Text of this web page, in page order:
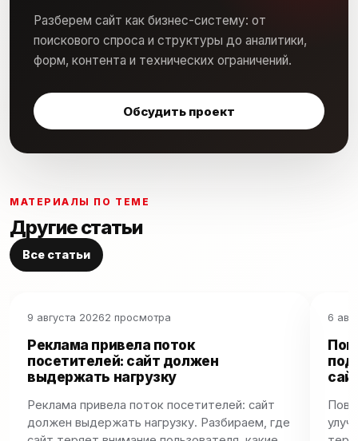
Разберем сайт как бизнес-систему: от
поискового спроса и структуры до аналитики,
форм, контента и технических ограничений.
Обсудить проект
МАТЕРИАЛЫ ПО ТЕМЕ
Другие статьи
Все статьи
9 августа 20262 просмотра
Реклама привела поток
посетителей: сайт должен
выдержать нагрузку
Реклама привела поток посетителей: сайт
должен выдержать нагрузку. Разбираем, где
6